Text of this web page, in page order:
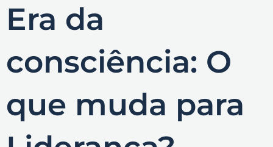
Era da
consciência: O
que muda para